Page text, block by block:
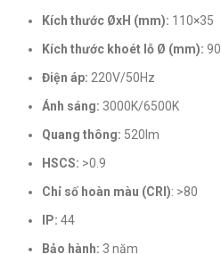
Kích thước ØxH (mm): 110×35
Kích thước khoét lỗ Ø (mm): 90
Điện áp: 220V/50Hz
Ánh sáng: 3000K/6500K
Quang thông: 520lm
HSCS: >0.9
Chỉ số hoàn màu (CRI): >80
IP: 44
Bảo hành: 3 năm